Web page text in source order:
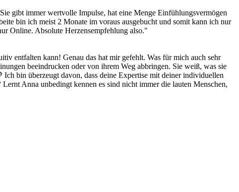
gibt immer wertvolle Impulse, hat eine Menge Einfühlungsvermögen
bin ich meist 2 Monate im voraus ausgebucht und somit kann ich nur
Online. Absolute Herzensempfehlung also."
entfalten kann! Genau das hat mir gefehlt. Was für mich auch sehr
beeindrucken oder von ihrem Weg abbringen. Sie weiß, was sie
bin überzeugt davon, dass deine Expertise mit deiner individuellen
Anna unbedingt kennen es sind nicht immer die lauten Menschen,